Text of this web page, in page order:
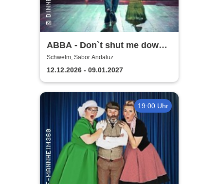
ABBA - Don`t shut me down |
Dinnermusical
Schwelm, Sabor Andaluz
12.12.2026 - 09.01.2027
19:00 Uhr